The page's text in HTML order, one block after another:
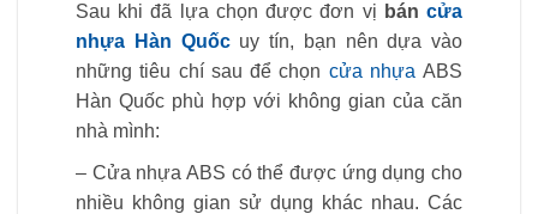
Sau khi đã lựa chọn được đơn vị báncửa
nhựa Hàn Quốcuy tín, bạn nên dựa vào
những tiêu chí sau để chọn cửa nhựa ABS
Hàn Quốc phù hợp với không gian của căn
nhà mình:
– Cửa nhựa ABS có thể được ứng dụng cho
nhiều không gian sử dụng khác nhau. Các